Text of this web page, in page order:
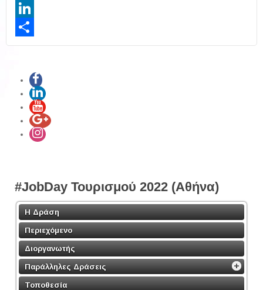
Twitter
LinkedIn
Share
#JobDay Τουρισμού 2022 (Αθήνα)
Η Δράση
Περιεχόμενο
Διοργανωτής
Παράλληλες Δράσεις
Τοποθεσία